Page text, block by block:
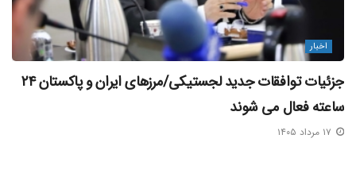
اخبار
جزئیات توافقات جدید لجستیکی/مرزهای ایران و پاکستان ۲۴
ساعته فعال می‌ شوند